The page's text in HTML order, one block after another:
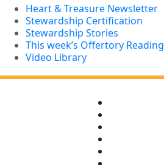
Heart & Treasure Newsletter
Stewardship Certification
Stewardship Stories
This week’s Offertory Reading
Video Library